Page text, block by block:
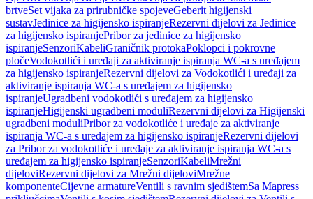
brtveSet vijaka za prirubničke spojeveGeberit higijenski
sustavJedinice za higijensko ispiranjeRezervni dijelovi za Jedinice
za higijensko ispiranjePribor za jedinice za higijensko
ispiranjeSenzoriKabeliGraničnik protokaPoklopci i pokrovne
pločeVodokotlići i uređaji za aktiviranje ispiranja WC-a s uređajem
za higijensko ispiranjeRezervni dijelovi za Vodokotlići i uređaji za
aktiviranje ispiranja WC-a s uređajem za higijensko
ispiranjeUgradbeni vodokotlići s uređajem za higijensko
ispiranjeHigijenski ugradbeni moduliRezervni dijelovi za Higijenski
ugradbeni moduliPribor za vodokotliće i uređaje za aktiviranje
ispiranja WC-a s uređajem za higijensko ispiranjeRezervni dijelovi
za Pribor za vodokotliće i uređaje za aktiviranje ispiranja WC-a s
uređajem za higijensko ispiranjeSenzoriKabeliMrežni
dijeloviRezervni dijelovi za Mrežni dijeloviMrežne
komponenteCijevne armatureVentili s ravnim sjedištemSa Mapress